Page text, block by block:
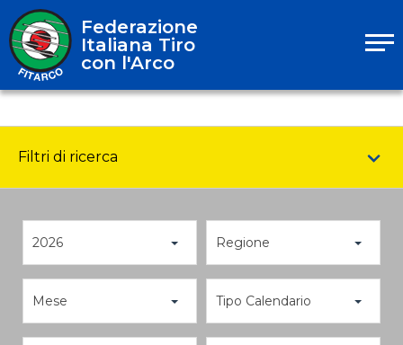
Federazione
Italiana Tiro
con l'Arco
Filtri di ricerca
2026 Regione
Mese Tipo Calendario